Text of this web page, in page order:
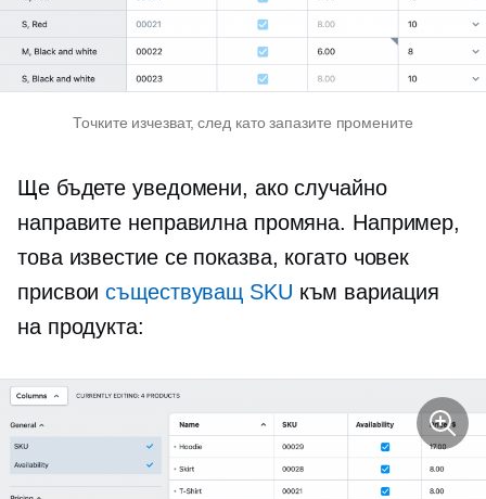
Точките изчезват, след като запазите промените
Ще бъдете уведомени, ако случайно
направите неправилна промяна. Например,
това известие се показва, когато човек
присвоисъществуващ SKU към вариация
на продукта: